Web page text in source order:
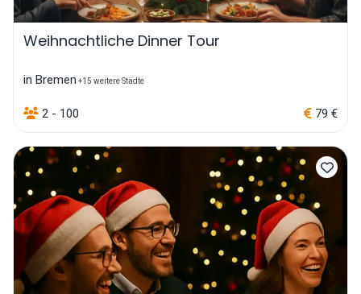
Weihnachtliche Dinner Tour
in Bremen +15 weitere Städte
2 - 100 79 €